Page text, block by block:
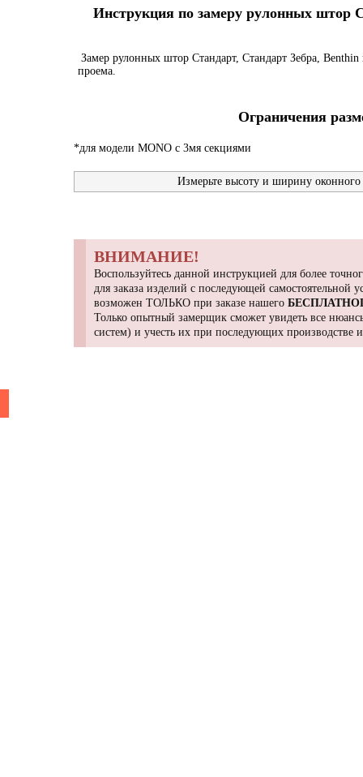
Инструкция по замеру рулонных штор
Замер рулонных штор Стандарт, Стандарт Зебра,
проема.
Ограничения
*для модели MONO с 3мя секциями
Измерьте высоту и ширину оконного
ВНИМАНИЕ!
Воспользуйтесь данной инструкцией для более
для заказа изделий с последующей
возможен ТОЛЬКО при заказе нашего
Только опытный замерщик сможет увидеть все
систем) и учесть их при последующих производстве